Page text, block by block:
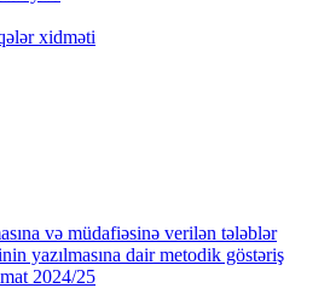
xidməti
və müdafiəsinə verilən tələblər
yazılmasına dair metodik göstəriş
2024/25